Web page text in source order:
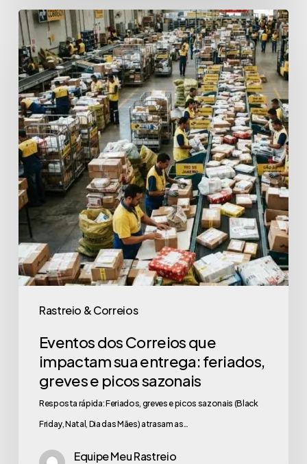
Rastreio & Correios
Eventos dos Correios que
impactam sua entrega: feriados,
greves e picos sazonais
Resposta rápida: Feriados, greves e picos sazonais (Black
Friday, Natal, Dia das Mães) atrasam as…
Equipe Meu Rastreio